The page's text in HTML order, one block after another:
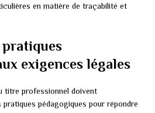
en matière de traçabilité et
exigences légales
titre professionnel doivent
pédagogiques pour répondre